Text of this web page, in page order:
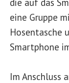
eine Gruppe
Hosentasche
Smartphone
Im Anschluss